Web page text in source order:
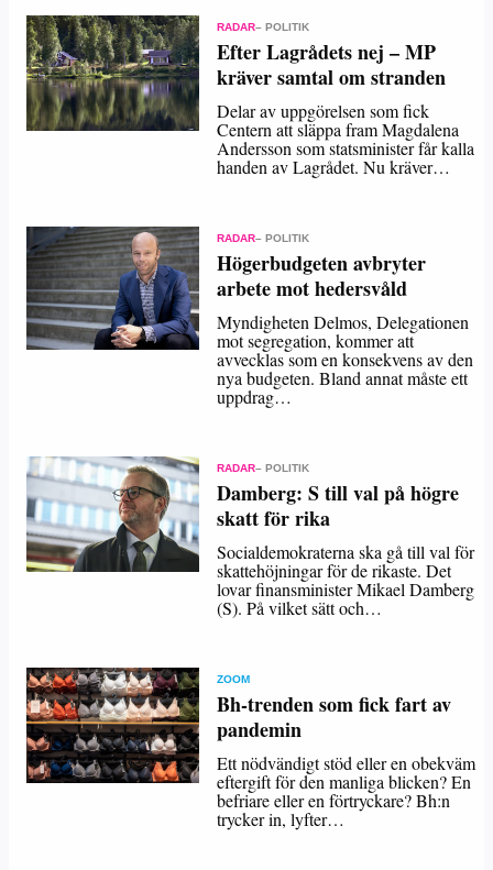
RADAR– POLITIK
Efter Lagrådets nej – MP
kräver samtal om stranden
Delar av uppgörelsen som fick
Centern att släppa fram Magdalena
Andersson som statsminister får kalla
handen av Lagrådet. Nu kräver…
RADAR– POLITIK
Högerbudgeten avbryter
arbete mot hedersvåld
Myndigheten Delmos, Delegationen
mot segregation, kommer att
avvecklas som en konsekvens av den
nya budgeten. Bland annat måste ett
uppdrag…
RADAR– POLITIK
Damberg: S till val på högre
skatt för rika
Socialdemokraterna ska gå till val för
skattehöjningar för de rikaste. Det
lovar finansminister Mikael Damberg
(S). På vilket sätt och…
ZOOM
Bh-trenden som fick fart av
pandemin
Ett nödvändigt stöd eller en obekväm
eftergift för den manliga blicken? En
befriare eller en förtryckare? Bh:n
trycker in, lyfter…